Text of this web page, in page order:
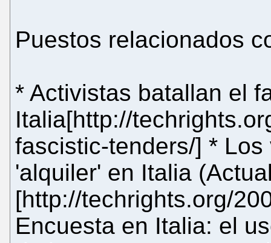
Puestos relacionados
* Activistas batallan el
Italia[http://
fascistic-tenders/] *
'alquiler' en Italia
[http://techrights.org/
Encuesta en Italia: el